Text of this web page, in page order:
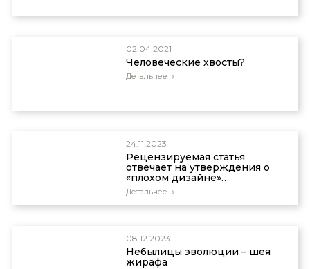
02.04.2021
Человеческие хвосты?
Детальнее
24.11.2023
Рецензируемая статья
отвечает на утверждения о
«плохом дизайне»
человеческой стопы/
голеностопа
Детальнее
08.12.2023
Небылицы эволюции – шея
жирафа